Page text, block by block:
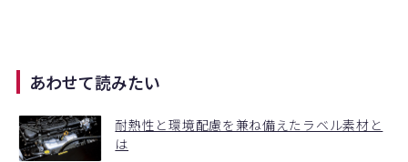
あわせて読みたい
耐熱性と環境配慮を兼ね備えたラベル素材と
は